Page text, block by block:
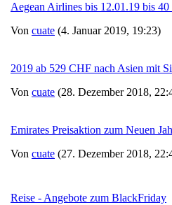
Aegean Airlines bis 12.01.19 bis 40
Von cuate (4. Januar 2019, 19:23)
2019 ab 529 CHF nach Asien mit
Von cuate (28. Dezember 2018,
Emirates Preisaktion zum Neuen
Von cuate (27. Dezember 2018,
Reise - Angebote zum BlackFriday